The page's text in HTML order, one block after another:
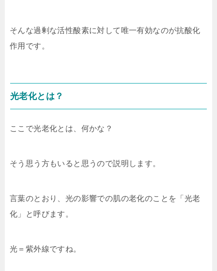
そんな過剰な活性酸素に対して唯一有効なのが抗酸化
作用です。
光老化とは？
ここで光老化とは、何かな？
そう思う方もいると思うので説明します。
言葉のとおり、光の影響での肌の老化のことを「光老
化」と呼びます。
光＝紫外線ですね。